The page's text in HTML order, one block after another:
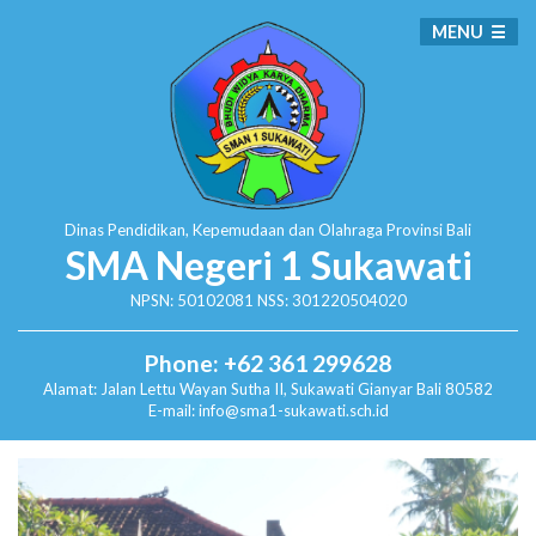
Dinas Pendidikan, Kepemudaan dan Olahraga Provinsi Bali
SMA Negeri 1 Sukawati
NPSN: 50102081 NSS: 301220504020
Phone: +62 361 299628
Alamat: Jalan Lettu Wayan Sutha II, SukawatiGianyar Bali 80582
E-mail: info@sma1-sukawati.sch.id
MENU